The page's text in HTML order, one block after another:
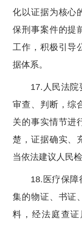
化以证据为核心
保刑事案件的提
工作，积极引导
据体系。
17.人民法院
审查、判断，综
关的事实情节进
楚，证据确实、
当依法建议人民
18.医疗保障
集的物证、书证
料，经法庭查